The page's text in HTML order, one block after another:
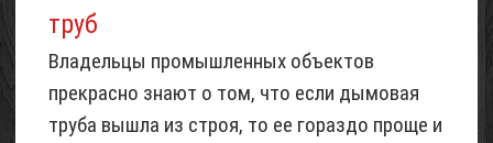
труб
Владельцы промышленных объектов
прекрасно знают о том, что если дымовая
труба вышла из строя, то ее гораздо проще и